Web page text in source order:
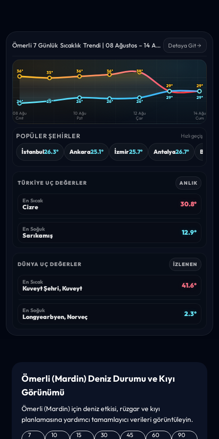
Ömerli 7 Günlük Sıcaklık Trendi | 08 Ağustos – 14 Ağustos 2026 Detaya Git
Yüksek Düşük
36°
24°
35°
25°
36°
26°
36°
26°
38°
26°
29°
29°
29°
29°
08 Ağu
Cmt
10 Ağu
Pzt
12 Ağu
Çar
14 Ağu
Cum
POPÜLER ŞEHIRLER Hızlı geçiş
İstanbul26.3° Ankara25.1° İzmir25.7° Antalya26.7° Bursa
TÜRKIYE UÇ DEĞERLER ANLIK
En Sıcak
Cizre 30.8°
En Soğuk
Sarıkamış 12.9°
DÜNYA UÇ DEĞERLER İZLENEN
En Sıcak
Kuveyt Şehri, Kuveyt 41.6°
En Soğuk
Longyearbyen, Norveç 2.3°
Ömerli (Mardin) Deniz Durumu ve Kıyı
Görünümü
Ömerli (Mardin) için deniz etkisi, rüzgar ve kıyı
planlamasına yardımcı tamamlayıcı verileri görüntüleyin.
7
10
15
30
45
60
90